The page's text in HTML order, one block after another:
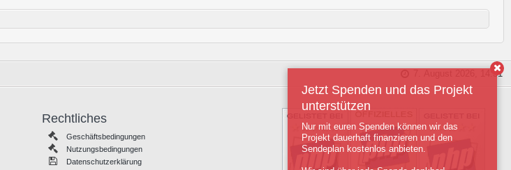
7. August 2026, 14:51
Rechtliches
Geschäftsbedingungen
Nutzungsbedingungen
Datenschutzerklärung
Jetzt Spenden und das Projekt
unterstützen
Nur mit euren Spenden können wir das
Projekt dauerhaft finanzieren und den
Sendeplan kostenlos anbieten.